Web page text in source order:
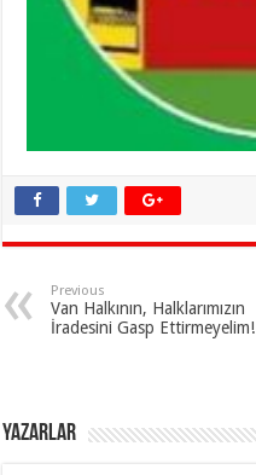
Previous
Van Halkının, Halklarımızın
İradesini Gasp Ettirmeyelim!
YAZARLAR